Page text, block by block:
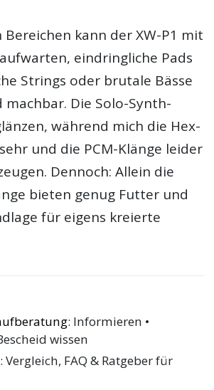
kann der XW-P1 mit
eindringliche Pads
Strings oder brutale Bässe
machbar. Die Solo-Synth-
während mich die Hex-
und die PCM-Klänge leider
Dennoch: Allein die
bieten genug Futter und
für eigens kreierte
: Informieren •
wissen
: Vergleich, FAQ & Ratgeber für